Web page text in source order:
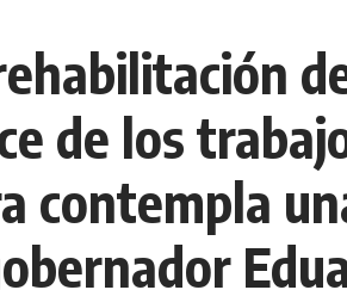
de los
contempla